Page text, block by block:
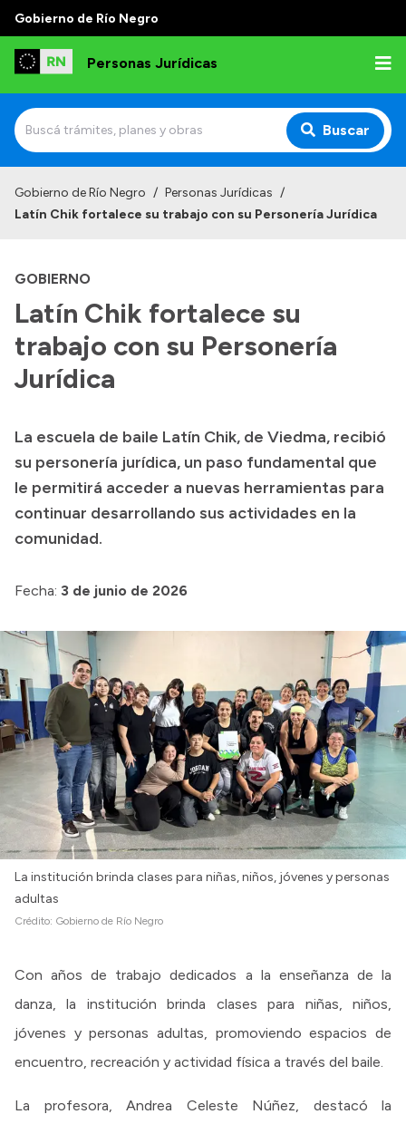
Gobierno de Río Negro
Personas Jurídicas
Buscar
Delegaciones
Normativa
Gestión
Transparencia
Presupuesto
Boletín Oficial
Consulta de expedientes
Convocatorias
Intranet
Login
Gobierno de Río Negro / Personas Jurídicas /
Latín Chik fortalece su trabajo con su Personería Jurídica
GOBIERNO
Latín Chik fortalece su
trabajo con su Personería
Jurídica
La escuela de baile Latín Chik, de Viedma, recibió
su personería jurídica, un paso fundamental que
le permitirá acceder a nuevas herramientas para
continuar desarrollando sus actividades en la
comunidad.
Fecha: 3 de junio de 2026
La institución brinda clases para niñas, niños, jóvenes y personas
adultas
Crédito: Gobierno de Río Negro
Con años de trabajo dedicados a la enseñanza de la
danza, la institución brinda clases para niñas, niños,
jóvenes y personas adultas, promoviendo espacios de
encuentro, recreación y actividad física a través del baile.
La profesora, Andrea Celeste Núñez, destacó la